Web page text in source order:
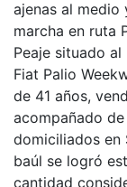
ajenas al medio
marcha en ruta
Peaje situado
Fiat Palio
de 41 años,
acompañado
domiciliados en
baúl se logró
cantidad